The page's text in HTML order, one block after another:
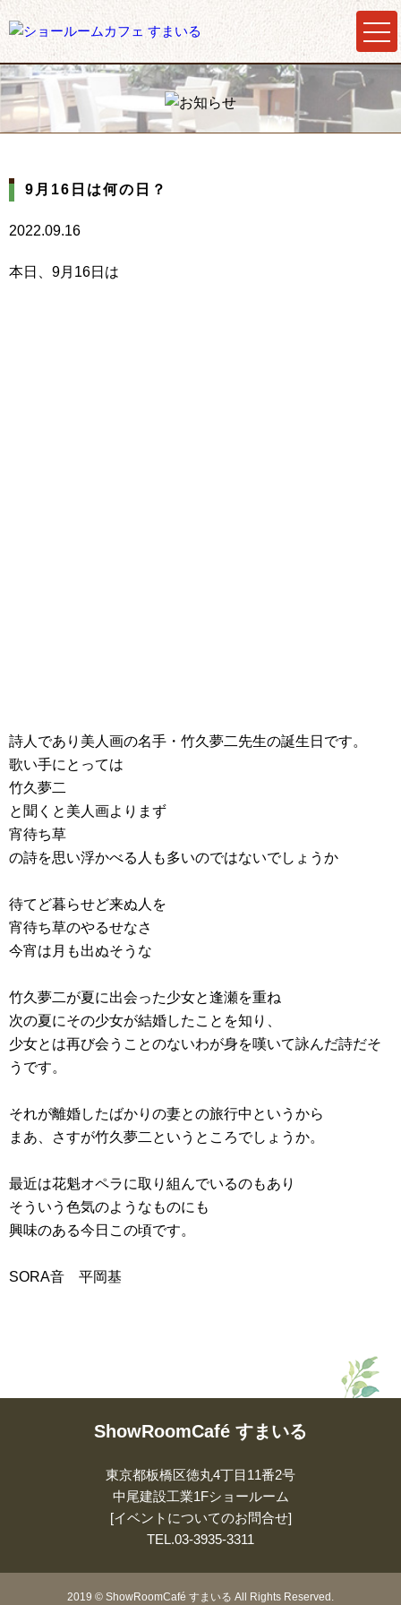
9月16日は何の日？
2022.09.16
本日、9月16日は
詩人であり美人画の名手・竹久夢二先生の誕生日です。
歌い手にとっては
竹久夢二
と聞くと美人画よりまず
宵待ち草
の詩を思い浮かべる人も多いのではないでしょうか
待てど暮らせど来ぬ人を
宵待ち草のやるせなさ
今宵は月も出ぬそうな
竹久夢二が夏に出会った少女と逢瀬を重ね
次の夏にその少女が結婚したことを知り、
少女とは再び会うことのないわが身を嘆いて詠んだ詩だそ
うです。
それが離婚したばかりの妻との旅行中というから
まあ、さすが竹久夢二というところでしょうか。
最近は花魁オペラに取り組んでいるのもあり
そういう色気のようなものにも
興味のある今日この頃です。
SORA音 平岡基
ShowRoomCafé すまいる
東京都板橋区徳丸4丁目11番2号
中尾建設工業1Fショールーム
[イベントについてのお問合せ]
TEL.03-3935-3311
2019 © ShowRoomCafé すまいる All Rights Reserved.